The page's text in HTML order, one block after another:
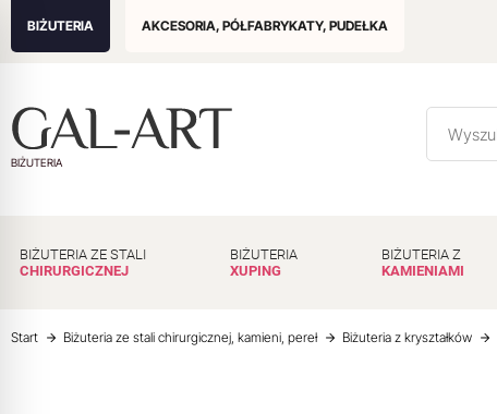
BIŻUTERIA AKCESORIA, PÓŁFABRYKATY, PUDEŁKA
BIŻUTERIA
BIŻUTERIA ZE STALI
CHIRURGICZNEJ
BIŻUTERIA
XUPING
BIŻUTERIA Z
KAMIENIAMI
Start Biżuteria ze stali chirurgicznej, kamieni, pereł Biżuteria z kryształków